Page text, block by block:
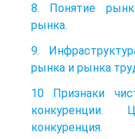
8. Понятие
рынка.
9.
рынка и рынка
10 Признаки
конкуренции.
конкуренция.